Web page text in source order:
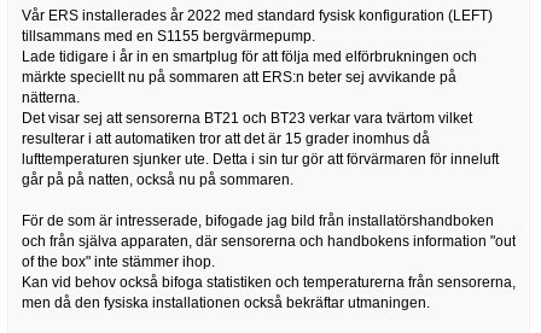
Vår ERS installerades år 2022 med standard fysisk konfiguration (LEFT)
tillsammans med en S1155 bergvärmepump.
Lade tidigare i år in en smartplug för att följa med elförbrukningen och
märkte speciellt nu på sommaren att ERS:n beter sej avvikande på
nätterna.
Det visar sej att sensorerna BT21 och BT23 verkar vara tvärtom vilket
resulterar i att automatiken tror att det är 15 grader inomhus då
lufttemperaturen sjunker ute. Detta i sin tur gör att förvärmaren för inneluft
går på på natten, också nu på sommaren.
För de som är intresserade, bifogade jag bild från installatörshandboken
och från själva apparaten, där sensorerna och handbokens information "out
of the box" inte stämmer ihop.
Kan vid behov också bifoga statistiken och temperaturerna från sensorerna,
men då den fysiska installationen också bekräftar utmaningen.